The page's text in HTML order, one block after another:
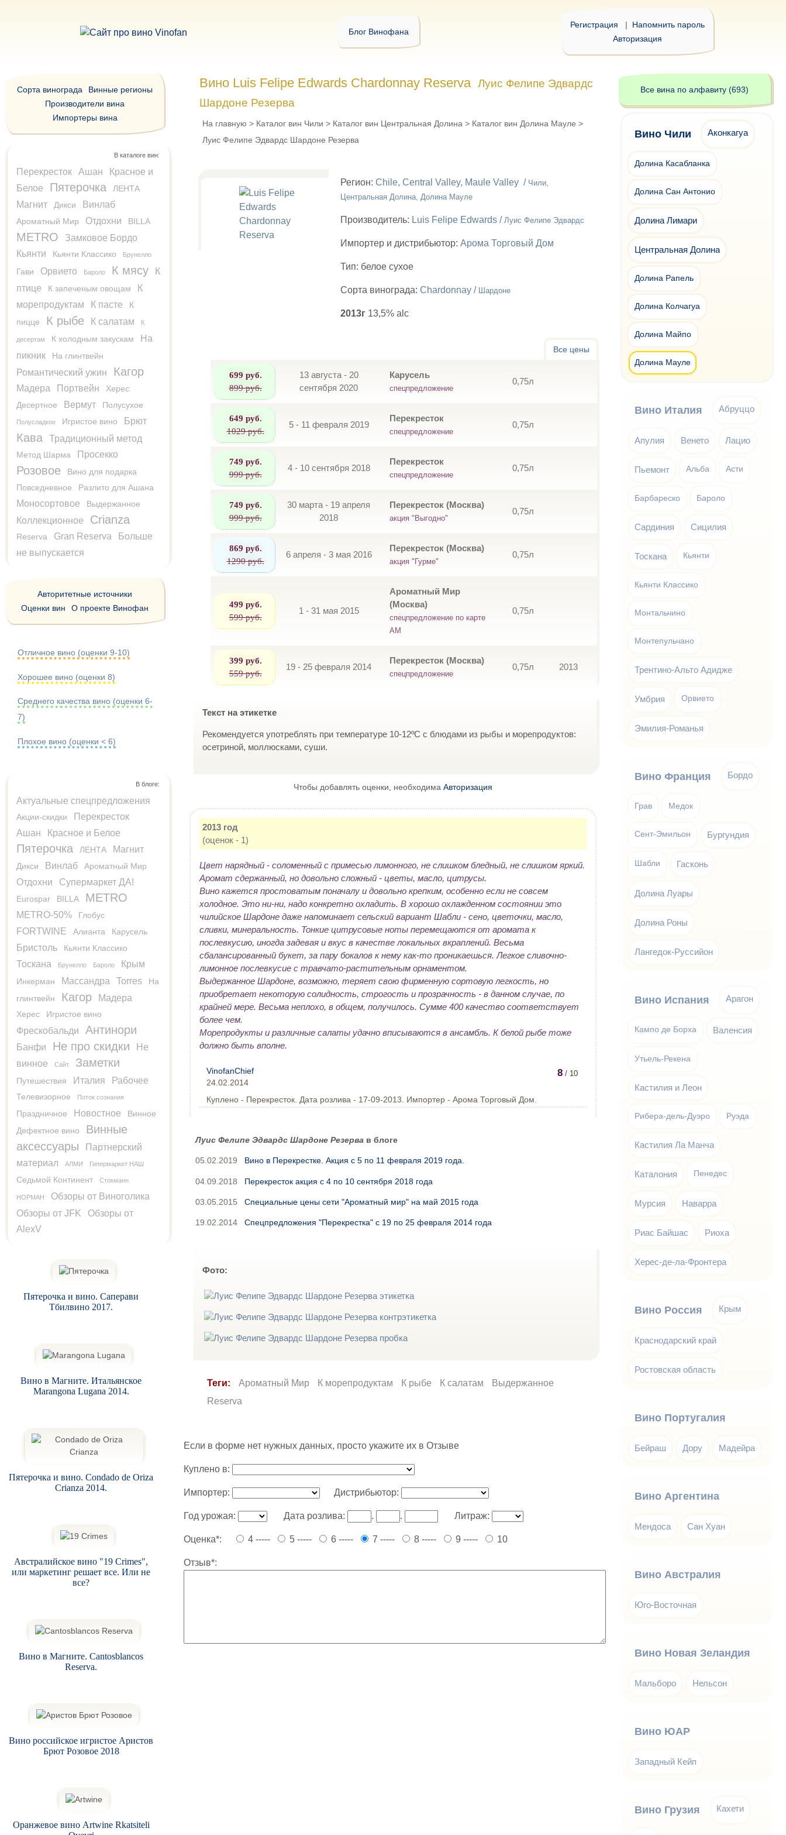
Блог Винофана
Регистрация | Напомнить пароль
Авторизация
Вино Luis Felipe Edwards Chardonnay Reserva Луис Фелипе Эдвардс
Шардоне Резерва
На главную > Каталог вин Чили > Каталог вин Центральная Долина > Каталог вин Долина Мауле >
Луис Фелипе Эдвардс Шардоне Резерва
Регион:Chile, Central Valley, Maule Valley / Чили,
Центральная Долина, Долина Мауле
Производитель: Luis Felipe Edwards / Луис Фелипе Эдвардс
Импортер и дистрибьютор:Арома Торговый Дом
Тип: белое сухое
Сорта винограда:Chardonnay / Шардоне
2013г 13,5% alc
Все цены
699 руб.
899 руб.
13 августа - 20
сентября 2020
Карусель
спецпредложение
0,75л
649 руб.
1029 руб.
5 - 11 февраля 2019
Перекресток
спецпредложение
0,75л
749 руб.
999 руб.
4 - 10 сентября 2018
Перекресток
спецпредложение
0,75л
749 руб.
999 руб.
30 марта - 19 апреля
2018
Перекресток (Москва)
акция "Выгодно"
0,75л
869 руб.
1290 руб.
6 апреля - 3 мая 2016
Перекресток (Москва)
акция "Гурме"
0,75л
499 руб.
599 руб.
1 - 31 мая 2015
Ароматный Мир
(Москва)
спецпредложение по карте
АМ
0,75л
399 руб.
559 руб.
19 - 25 февраля 2014
Перекресток (Москва)
спецпредложение
0,75л 2013
Текст на этикетке
Рекомендуется употреблять при температуре 10-12ºС с блюдами из рыбы и морепродуктов:
осетриной, моллюсками, суши.
Чтобы добавлять оценки, необходима Авторизация
2013 год
(оценок - 1)
Цвет нарядный - соломенный с примесью лимонного, не слишком бледный, не слишком яркий.
Аромат сдержанный, но довольно сложный - цветы, масло, цитрусы.
Вино кажется простоватым поначалу и довольно крепким, особенно если не совсем
холодное. Это ни-ни, надо конкретно охладить. В хорошо охлажденном состоянии это
чилийское Шардоне даже напоминает сельский вариант Шабли - сено, цветочки, масло,
сливки, минеральность. Тонкие цитрусовые ноты перемещаются от аромата к
послевкусию, иногда задевая и вкус в качестве локальных вкраплений. Весьма
сбалансированный букет, за пару бокалов к нему как-то проникаешься. Легкое сливочно-
лимонное послевкусие с травчато-растительным орнаментом.
Выдержанное Шардоне, возможно, теряет свою фирменную сортовую легкость, но
приобретает некоторую солидность, строгость и прозрачность - в данном случае, по
крайней мере. Весьма неплохо, в общем, получилось. Сумме 400 качество соответствует
более чем.
Морепродукты и различные салаты удачно вписываются в ансамбль. К белой рыбе тоже
должно быть вполне.
8 / 10
VinofanChief
24.02.2014
Куплено - Перекресток. Дата розлива - 17-09-2013. Импортер - Арома Торговый Дом.
Луис Фелипе Эдвардс Шардоне Резерва в блоге
05.02.2019 Вино в Перекрестке. Акция с 5 по 11 февраля 2019 года.
04.09.2018 Перекресток акция с 4 по 10 сентября 2018 года
03.05.2015 Специальные цены сети "Ароматный мир" на май 2015 года
19.02.2014 Спецпредложения "Перекрестка" с 19 по 25 февраля 2014 года
Фото:
Теги: Ароматный Мир К морепродуктам К рыбе К салатам
Выдержанное
Reserva
Если в форме нет нужных данных, просто укажите их в Отзыве
Куплено в:
Импортер: Дистрибьютор:
Год урожая: Дата розлива: . . Литраж:
Оценка*: 4 ----- 5 ----- 6 ----- 7 ----- 8 ----- 9 ----- 10
Отзыв*:
Сорта винограда
Винные регионы
Производители вина
Импортеры вина
В каталоге вин:
Перекресток Ашан
Красное и
Белое
Пятерочка ЛЕНТА
Магнит Дикси Винлаб
Ароматный Мир Отдохни BILLA
METRO
Замковое Бордо
Кьянти
Кьянти Классико Брунелло
Гави Орвието Бароло К мясу
К
птице
К запеченым овощам
К
морепродуктам
К пасте
К
пицце
К рыбе К салатам К
десертам К холодным закускам
На
пикник
На глинтвейн
Романтический ужин Кагор
Мадера Портвейн
Херес
Десертное
Вермут Полусухое
Полусладкое Игристое вино Брют
Кава Традиционный метод
Метод Шарма Просекко
Розовое
Вино для подарка
Повседневное
Разлито для Ашана
Моносортовое Выдержанное
Коллекционное Crianza
Reserva Gran Reserva
Больше
не выпускается
Авторитетные источники
Оценки вин
О проекте Винофан
Отличное вино (оценки 9-10)
Хорошее вино (оценки 8)
Среднего качества вино (оценки 6-
7)
Плохое вино (оценки < 6)
В блоге:
Актуальные спецпредложения
Акции-скидки
Перекресток
Ашан
Красное и Белое
Пятерочка ЛЕНТА Магнит
Дикси Винлаб Ароматный Мир
Отдохни Супермаркет ДА!
Eurospar BILLA METRO
METRO-50% Глобус
FORTWINE Алианта Карусель
Бристоль Кьянти Классико
Тоскана Брунелло Бароло Крым
Инкерман Массандра Torres
На
глинтвейн
Кагор Мадера
Херес Игристое вино
Фрескобальди Антинори
Банфи Не про скидки
Не
винное
Сайт Заметки
Путешествия Италия Рабочее
Телевизорное Поток сознания
Праздничное Новостное
Винное
Дефектное вино
Винные
аксессуары
Партнерский
материал
АЛМИ Гипермаркет НАШ
Седьмой Континент Стокманн
НОРМАН
Обзоры от Виноголика
Обзоры от JFK
Обзоры от
AlexV
Пятерочка и вино. Саперави
Тбилвино 2017.
Вино в Магните. Итальянское
Marangona Lugana 2014.
Пятерочка и вино. Condado de Oriza
Crianza 2014.
Австралийское вино "19 Crimes",
или маркетинг решает все. Или не
все?
Вино в Магните. Cantosblancos
Reserva.
Вино российское игристое Аристов
Брют Розовое 2018
Оранжевое вино Artwine Rkatsiteli
Все вина по алфавиту (693)
Вино Италия Абруццо
Апулия Венето Лацио
Пьемонт Альба Асти
Барбареско Бароло
Сардиния Сицилия
Тоскана Кьянти
Кьянти Классико
Монтальчино
Монтепульчано
Трентино-Альто Адидже
Умбрия Орвието
Эмилия-Романья
Вино Франция Бордо
Грав Медок
Сент-Эмильон Бургундия
Шабли Гасконь
Долина Луары
Долина Роны
Лангедок-Руссийон
Вино Испания Арагон
Кампо де Борха Валенсия
Утьель-Рекена
Кастилия и Леон
Рибера-дель-Дуэро Руэда
Кастилия Ла Манча
Каталония Пенедес
Мурсия Наварра
Риас Байшас Риоха
Херес-де-ла-Фронтера
Вино Россия Крым
Краснодарский край
Ростовская область
Вино Португалия
Бейраш Дору Мадейра
Вино Чили Аконкагуа
Долина Касабланка
Долина Сан Антонио
Долина Лимари
Центральная Долина
Долина Рапель
Долина Колчагуа
Долина Майпо
Долина Мауле
Вино Аргентина
Мендоса Сан Хуан
Вино Австралия
Юго-Восточная
Вино Новая Зеландия
Мальборо Нельсон
Вино ЮАР
Западный Кейп
Вино Грузия Кахети